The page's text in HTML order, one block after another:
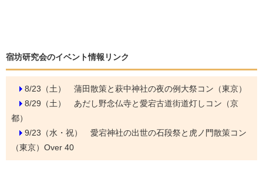
宿坊研究会のイベント情報リンク
8/23（土） 蒲田散策と萩中神社の夜の例大祭コン（東京）
8/29（土） あだし野念仏寺と愛宕古道街道灯しコン（京
都）
9/23（水・祝） 愛宕神社の出世の石段祭と虎ノ門散策コン
（東京）Over 40